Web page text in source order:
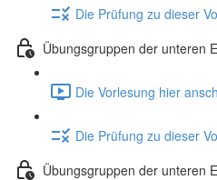
Die Prüfung zu dieser
Übungsgruppen der unteren
Die Vorlesung hier
Die Prüfung zu dieser
Übungsgruppen der unteren